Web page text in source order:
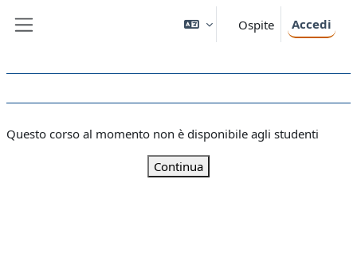
Ospite Accedi
Questo corso al momento non è disponibile agli studenti
Continua